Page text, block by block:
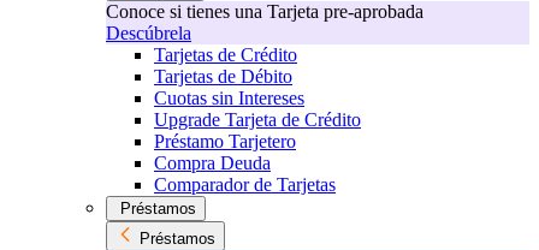
Conoce si tienes una Tarjeta pre-aprobada
Descúbrela
Tarjetas de Crédito
Tarjetas de Débito
Cuotas sin Intereses
Upgrade Tarjeta de Crédito
Préstamo Tarjetero
Compra Deuda
Comparador de Tarjetas
Préstamos
Préstamos